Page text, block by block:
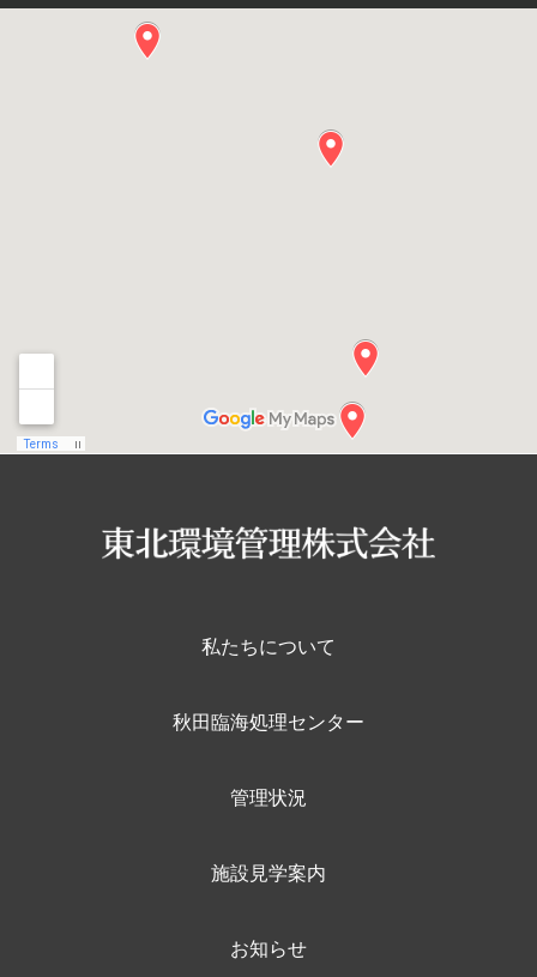
私たちについて
秋田臨海処理センター
管理状況
施設見学案内
お知らせ